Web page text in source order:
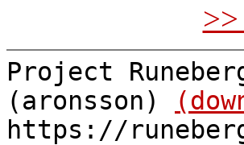
Project
(aronsson)
https://